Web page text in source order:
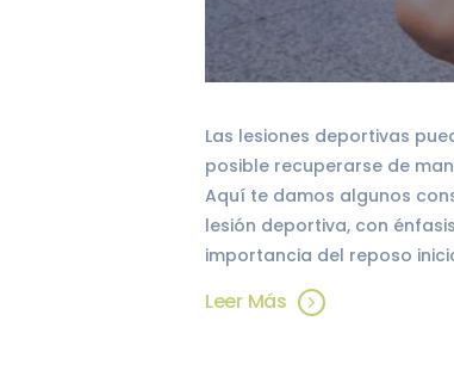
Las lesiones deportivas
posible recuperarse de
Aquí te damos algunos
lesión deportiva, con
importancia del reposo
Leer Más